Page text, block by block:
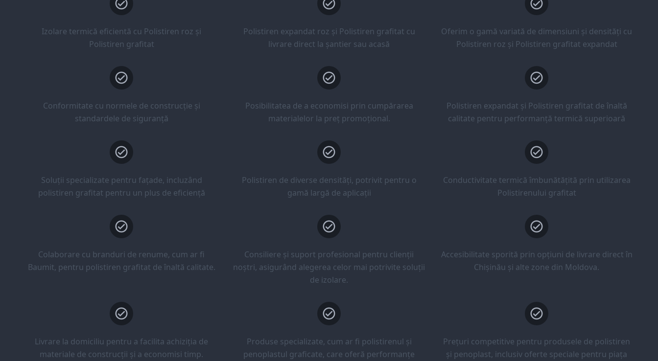
Izolare termică eficientă cu Polistiren roz și
Polistiren grafitat
Polistiren expandat roz și Polistiren grafitat cu
livrare direct la șantier sau acasă
Oferim o gamă variată de dimensiuni și densități cu
Polistiren roz și Polistiren grafitat expandat
Conformitate cu normele de construcție și
standardele de siguranță
Posibilitatea de a economisi prin cumpărarea
materialelor la preț promoțional.
Polistiren expandat și Polistiren grafitat de înaltă
calitate pentru performanță termică superioară
Soluții specializate pentru fațade, incluzând
polistiren grafitat pentru un plus de eficiență
Polistiren de diverse densități, potrivit pentru o
gamă largă de aplicații
Conductivitate termică îmbunătățită prin utilizarea
Polistirenului grafitat
Colaborare cu branduri de renume, cum ar fi
Baumit, pentru polistiren grafitat de înaltă calitate.
Consiliere și suport profesional pentru clienții
noștri, asigurând alegerea celor mai potrivite soluții
de izolare.
Accesibilitate sporită prin opțiuni de livrare direct în
Chișinău și alte zone din Moldova.
Livrare la domiciliu pentru a facilita achiziția de
materiale de construcții și a economisi timp.
Produse specializate, cum ar fi polistirenul și
penoplastul graficate, care oferă performanțe
Prețuri competitive pentru produsele de polistiren
și penoplast, inclusiv oferte speciale pentru piața